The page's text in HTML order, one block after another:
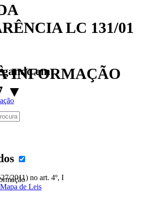
LC 131/01
INFORMAÇÃO
▼
em:
2011) no art. 4º, I
de Leis